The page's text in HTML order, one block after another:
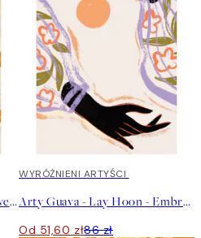
Arty Guava - Lay Hoon - Flowers Flowers Flowers Plakat
40%*
WYRÓŻNIENI ARTYŚCI
Arty Guava - Lay Hoon - Embrace the Sun Plakat
Od 51,60 zł86 zł